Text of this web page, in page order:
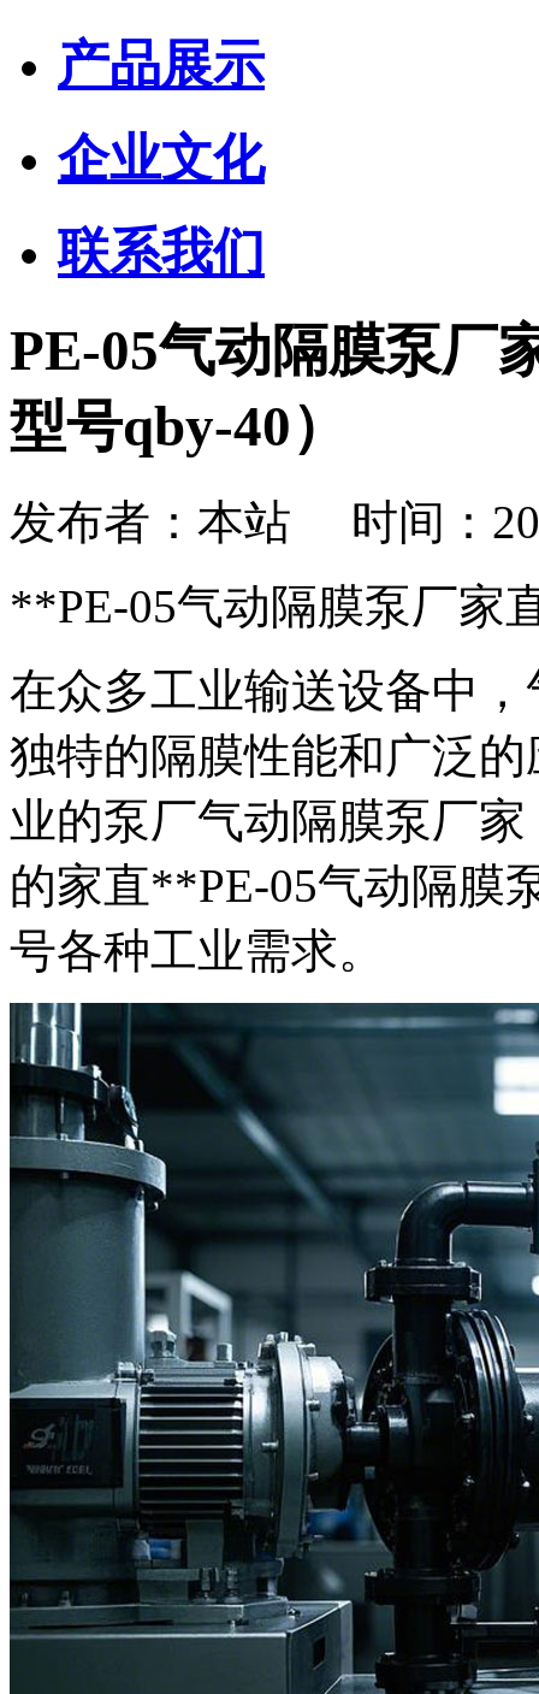
产品展示
企业文化
联系我们
PE-05气动隔膜泵厂
型号qby-40）
发布者：本站 时间：
**PE-05气动隔膜泵厂家
在众多工业输送设备中
独特的隔膜性能和广泛
业的泵厂气动隔膜泵厂
的家直**PE-05气动隔膜
号各种工业需求。